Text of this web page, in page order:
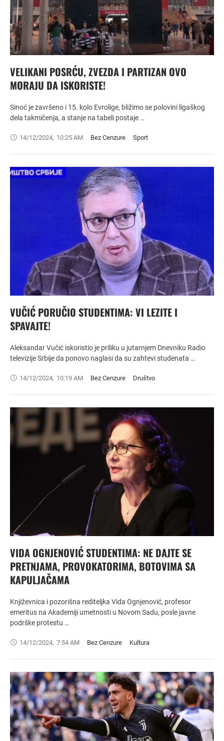
VELIKANI POSRĆU, ZVEZDA I PARTIZAN OVO
MORAJU DA ISKORISTE!
Sinoć je završeno i 15. kolo Evrolige, bližimo se polovini ligaškog
dela takmičenja, a stanje na tabeli postaje …
14/12/2024, 10:25 AM Bez Cenzure Sport
VUČIĆ PORUČIO STUDENTIMA: VI LEZITE I
SPAVAJTE!
Aleksandar Vučić iskoristio je priliku u jutarnjem Dnevniku Radio
televizije Srbije da ponovo naglasi da su zahtevi studenata …
14/12/2024, 10:19 AM Bez Cenzure Društvo
VIDA OGNJENOVIĆ STUDENTIMA: NE DAJTE SE
PRETNJAMA, PROVOKATORIMA, BOTOVIMA SA
KAPULJAČAMA
Književnica i pozorišna rediteljka Vida Ognjenović, profesor
emeritus na Akademiji umetnosti u Novom Sadu, posle javne
podrške protestu …
14/12/2024, 7:54 AM Bez Cenzure Kultura